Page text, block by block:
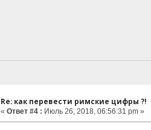
Re: как перевести римские цифры ?!
« Ответ #4 : Июль 26, 2018, 06:56:31 pm »